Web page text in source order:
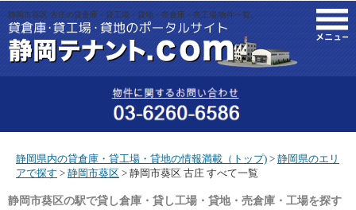
静岡市葵区 古庄の貸倉庫・貸工場・貸地・売倉庫・売工場|物件一覧。
静岡県内の貸倉庫・貸工場・貸地の情報満載（トップ) > 静岡県のエリ
アで探す > 静岡市葵区 > 静岡市葵区 古庄 すべて一覧
静岡市葵区の駅で貸し倉庫・貸し工場・貸地・売倉庫・工場を探す